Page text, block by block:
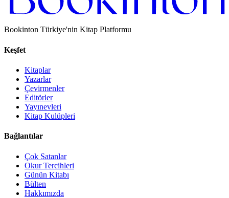
Bookinton Türkiye'nin Kitap Platformu
Keşfet
Kitaplar
Yazarlar
Çevirmenler
Editörler
Yayınevleri
Kitap Kulüpleri
Bağlantılar
Çok Satanlar
Okur Tercihleri
Günün Kitabı
Bülten
Hakkımızda